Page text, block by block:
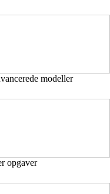
modeller
opgaver